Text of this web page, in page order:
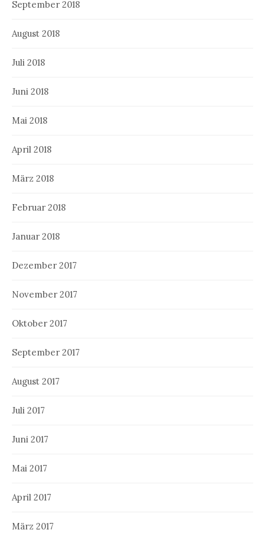
September 2018
August 2018
Juli 2018
Juni 2018
Mai 2018
April 2018
März 2018
Februar 2018
Januar 2018
Dezember 2017
November 2017
Oktober 2017
September 2017
August 2017
Juli 2017
Juni 2017
Mai 2017
April 2017
März 2017